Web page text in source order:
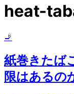
heat-
🚬
紙巻きたば
限はあるの